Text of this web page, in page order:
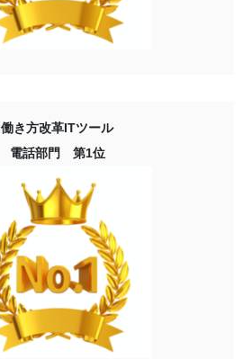
働き方改革ITツール
電話部門 第1位